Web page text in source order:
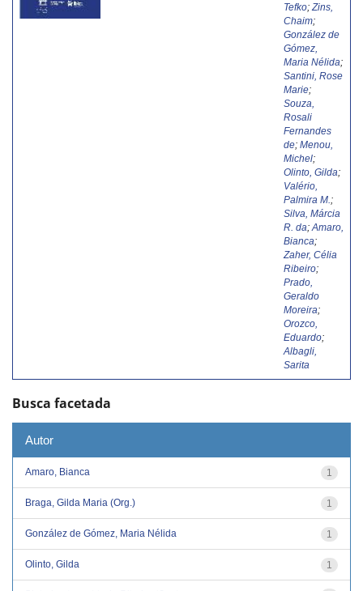
Tefko; Zins,
Chaim;
González de
Gómez,
Maria Nélida;
Santini, Rose
Marie;
Souza,
Rosali
Fernandes
de; Menou,
Michel;
Olinto, Gilda;
Valério,
Palmira M. ;
Silva, Márcia
R. da; Amaro,
Bianca;
Zaher, Célia
Ribeiro;
Prado,
Geraldo
Moreira;
Orozco,
Eduardo;
Albagli,
Sarita
Busca facetada
Autor
1
Amaro, Bianca
1
Braga, Gilda Maria (Org.)
1
González de Gómez, Maria Nélida
1
Olinto, Gilda